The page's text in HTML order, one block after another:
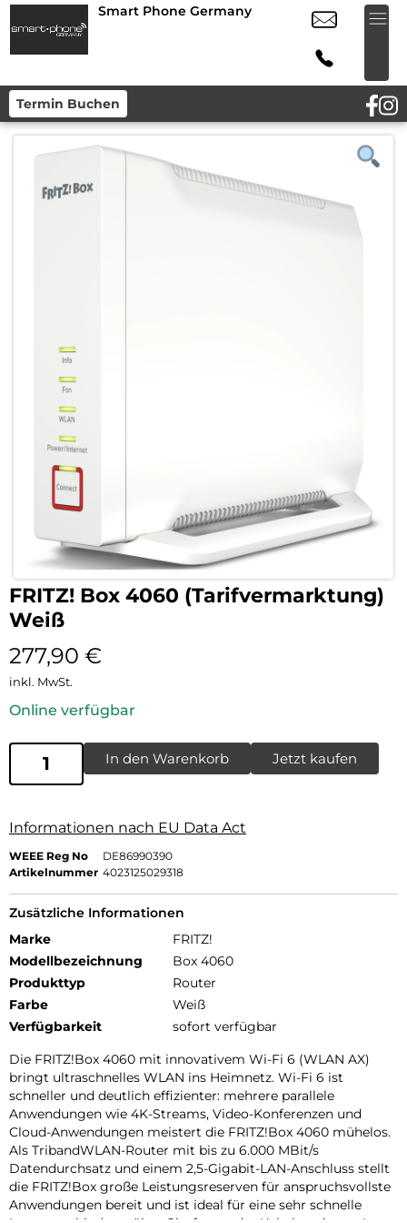
Smart Phone Germany
Termin Buchen
FRITZ! Box 4060 (Tarifvermarktung)
Weiß
277,90 €
inkl. MwSt.
Online verfügbar
In den Warenkorb Jetzt kaufen
Informationen nach EU Data Act
WEEE Reg No
DE86990390
Artikelnummer 4023125029318
Zusätzliche Informationen
Marke
FRITZ!
Modellbezeichnung
Box 4060
Produkttyp
Router
Farbe
Weiß
Verfügbarkeit
sofort verfügbar
Die FRITZ!Box 4060 mit innovativem Wi-Fi 6 (WLAN AX)
bringt ultraschnelles WLAN ins Heimnetz. Wi-Fi 6 ist
schneller und deutlich effizienter: mehrere parallele
Anwendungen wie 4K-Streams, Video-Konferenzen und
Cloud-Anwendungen meistert die FRITZ!Box 4060 mühelos.
Als TribandWLAN-Router mit bis zu 6.000 MBit/s
Datendurchsatz und einem 2,5-Gigabit-LAN-Anschluss stellt
die FRITZ!Box große Leistungsreserven für anspruchsvollste
Anwendungen bereit und ist ideal für eine sehr schnelle